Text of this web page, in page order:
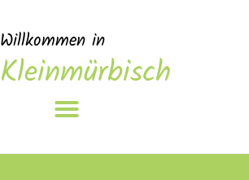
Willkommen in
Kleinmürbisch